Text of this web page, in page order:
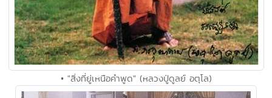
• "สิ่งที่ยู่เหนือคำพูด" (หลวงปู่ดูลย์ อตุโล)